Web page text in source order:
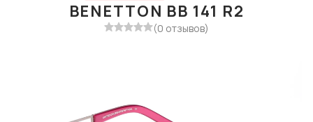
BENETTON BB 141 R2
(0 отзывов)